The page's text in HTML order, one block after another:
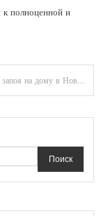
к полноценной и
Вывод из запоя на дому в Новокузнецке: современный подход к решению проблемы алкоголизма
Поиск